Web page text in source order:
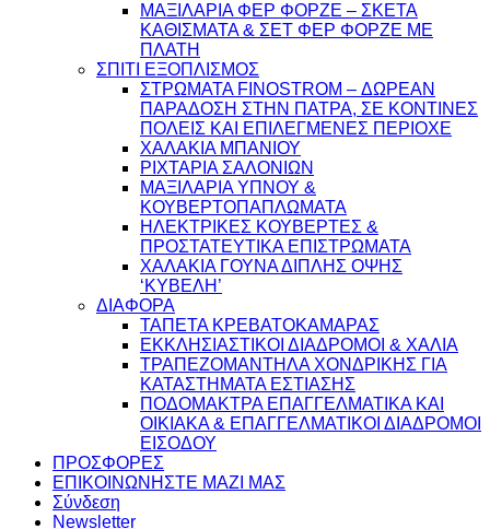
ΜΑΞΙΛΑΡΙΑ ΦΕΡ ΦΟΡΖΕ – ΣΚΕΤΑ
ΚΑΘΙΣΜΑΤΑ & ΣΕΤ ΦΕΡ ΦΟΡΖΕ ΜΕ
ΠΛΑΤΗ
ΣΠΙΤΙ ΕΞΟΠΛΙΣΜΟΣ
ΣΤΡΩΜΑΤΑ FINOSTROM – ΔΩΡΕΑΝ
ΠΑΡΑΔΟΣΗ ΣΤΗΝ ΠΑΤΡΑ, ΣΕ ΚΟΝΤΙΝΕΣ
ΠΟΛΕΙΣ ΚΑΙ ΕΠΙΛΕΓΜΕΝΕΣ ΠΕΡΙΟΧΕ
ΧΑΛΑΚΙΑ ΜΠΑΝΙΟΥ
ΡΙΧΤΑΡΙΑ ΣΑΛΟΝΙΩΝ
ΜΑΞΙΛΑΡΙΑ ΥΠΝΟΥ &
ΚΟΥΒΕΡΤΟΠΑΠΛΩΜΑΤΑ
ΗΛΕΚΤΡΙΚΕΣ ΚΟΥΒΕΡΤΕΣ &
ΠΡΟΣΤΑΤΕΥΤΙΚΑ ΕΠΙΣΤΡΩΜΑΤΑ
ΧΑΛΑΚΙΑ ΓΟΥΝΑ ΔΙΠΛΗΣ ΟΨΗΣ
‘ΚΥΒΕΛΗ’
ΔΙΑΦΟΡΑ
ΤΑΠΕΤΑ ΚΡΕΒΑΤΟΚΑΜΑΡΑΣ
ΕΚΚΛΗΣΙΑΣΤΙΚΟΙ ΔΙΑΔΡΟΜΟΙ & ΧΑΛΙΑ
ΤΡΑΠΕΖΟΜΑΝΤΗΛΑ ΧΟΝΔΡΙΚΗΣ ΓΙΑ
ΚΑΤΑΣΤΗΜΑΤΑ ΕΣΤΙΑΣΗΣ
ΠΟΔΟΜΑΚΤΡΑ ΕΠΑΓΓΕΛΜΑΤΙΚΑ ΚΑΙ
ΟΙΚΙΑΚΑ & ΕΠΑΓΓΕΛΜΑΤΙΚΟΙ ΔΙΑΔΡΟΜΟΙ
ΕΙΣΟΔΟΥ
ΠΡΟΣΦΟΡΕΣ
ΕΠΙΚΟΙΝΩΝΗΣΤΕ ΜΑΖΙ ΜΑΣ
Σύνδεση
Newsletter